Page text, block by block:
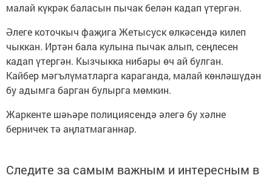
малай күкрәк баласын пычак белән кадап үтергән.
Әлеге коточкыч фаҗига Жетысуск өлкәсендә килеп
чыккан. Иртән бала кулына пычак алып, сеңлесен
кадап үтергән. Кызчыкка нибары өч ай булган.
Кайбер мәгълүматларга караганда, малай көнләшүдән
бу адымга барган булырга мөмкин.
Жаркенте шәһәре полициясендә әлегә бу хәлне
берничек тә аңлатмаганнар.
Следите за самым важным и интересным в